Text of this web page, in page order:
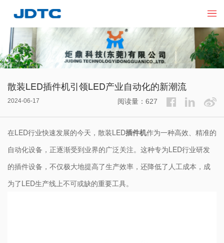
散装LED插件机引领LED产业自动化的新潮流
2024-06-17 阅读量：627
在LED行业快速发展的今天，散装LED插件机作为一种高效、精准的
自动化设备，正逐渐受到业界的广泛关注。这种专为LED行业研发
的插件设备，不仅极大地提高了生产效率，还降低了人工成本，成
为了LED生产线上不可或缺的重要工具。